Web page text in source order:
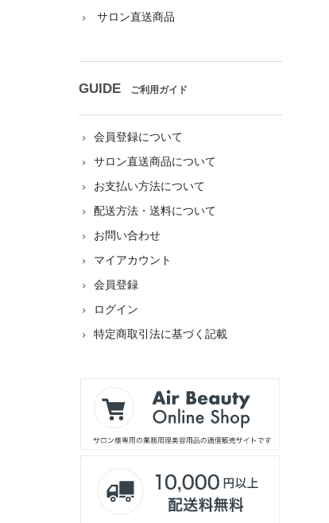
サロン直送商品
GUIDE ご利用ガイド
会員登録について
サロン直送商品について
お支払い方法について
配送方法・送料について
お問い合わせ
マイアカウント
会員登録
ログイン
特定商取引法に基づく記載